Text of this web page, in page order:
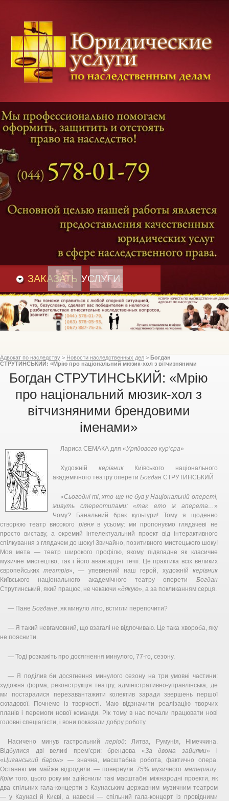
Категории дел
Наследование и Завещание
Оформление наследства
Оспаривание наследства
Адвокат наследственные дела
и Вакансии
ЗАКАЗАТЬ УСЛУГИ
Адвокат по наследству > Новости наследственных дел > Богдан
СТРУТИНСЬКИЙ: «Мрію про національний мюзик-хол з вітчизняними
Богдан СТРУТИНСЬКИЙ: «Мрію
про національний мюзик-хол з
вітчизняними брендовими
іменами»
Лариса СЕМАКА для «Урядового кур’єра»
Художній керівникКиївського національного
академічного театру оперети Богдан СТРУТИНСЬКИЙ
«Сьогодні ті, хто ще не був у Національній опереті,
живуть стереотипами: «так ето ж аперета…»
Чому? Банальний брак культури! Тому я щоденно
створюю театр високого рівняв усьому: ми пропонуємо глядачеві не
просто виставу, а окремий інтелектуальний проект від інтерактивного
спілкування з глядачем до шоку! Звичайно, позитивного мистецького шоку!
Моя мета — театр широкого профілю, якому підвладне як класичне
музичне мистецтво, так і його авангардні течії. Це практика всіх великих
європейськихтеатрів», — упевнений наш герой, художній керівник
Київського національного академічного театру оперети Богдан
Струтинський, який працює, не чекаючи «дякую», а за покликанням серця.
— Пане Богдане, як минуло літо, встигли перепочити?
— Я такий невгамовний, що взагалі не відпочиваю. Це така хвороба, яку
не пояснити.
— Тоді розкажіть про досягнення минулого, 77-го, сезону.
— Я поділив би досягнення минулого сезону на три умовні частини:
художня форма, реконструкція театру, адміністративно-управлінська, де
ми постаралися перезавантажити колектив заради звершень першої
складової. Почнемо із творчості. Маю відзначити реалізацію творчих
планів і перемоги нової команди. Рік тому в нас почали працювати нові
головні спеціалісти, і вони показали добру роботу.
Насичено минув гастрольнийперіод: Литва, Румунія, Німеччина.
Відбулися дві великі прем’єри: брендова «За двома зайцями» і
«Циганський барон» — значна, масштабна робота, фактично опера.
Останню ми майже відродили — повернули 75% музичного матеріалу.
Крім того, цього року ми здійснили такі масштабні міжнародні проекти, як
два спільних гала-концерти з Каунаським державним музичним театром
— у Каунасі й Києві, а навесні — спільний гала-концерт із провідними